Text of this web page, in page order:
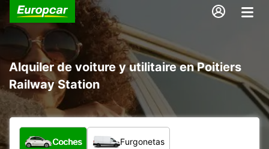
Alquiler de voiture y utilitaire en Poitiers
Railway Station
¿Qué tipo de vehículo?
Coches Furgonetas